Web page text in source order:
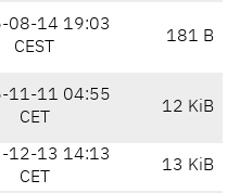
08-14 19:03
CEST
181 B
11-11 04:55
CET
12 KiB
12-13 14:13
CET
13 KiB